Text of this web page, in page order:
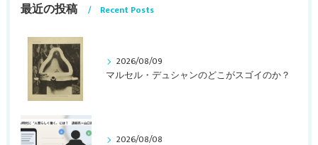
最近の投稿 Recent Posts
2026/08/09
マルセル・デュシャンのどこがスゴイのか？
2026/08/08